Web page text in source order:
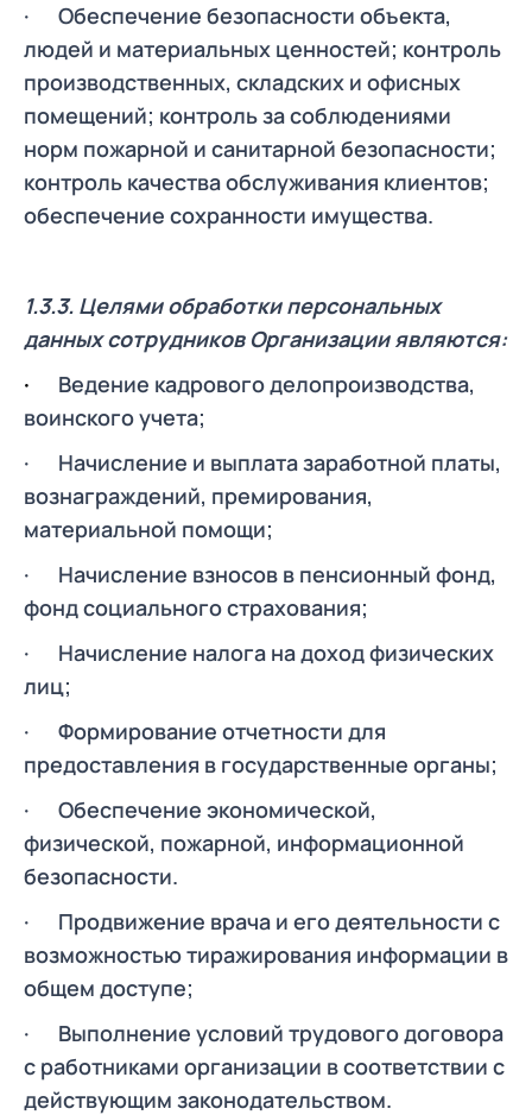
· Обеспечение безопасности объекта,
людей и материальных ценностей; контроль
производственных, складских и офисных
помещений; контроль за соблюдениями
норм пожарной и санитарной безопасности;
контроль качества обслуживания клиентов;
обеспечение сохранности имущества.
1.3.3. Целями обработки персональных
данных сотрудников Организации являются:
· Ведение кадрового делопроизводства,
воинского учета;
· Начисление и выплата заработной платы,
вознаграждений, премирования,
материальной помощи;
· Начисление взносов в пенсионный фонд,
фонд социального страхования;
· Начисление налога на доход физических
лиц;
· Формирование отчетности для
предоставления в государственные органы;
· Обеспечение экономической,
физической, пожарной, информационной
безопасности.
· Продвижение врача и его деятельности с
возможностью тиражирования информации в
общем доступе;
· Выполнение условий трудового договора
с работниками организации в соответствии с
действующим законодательством.